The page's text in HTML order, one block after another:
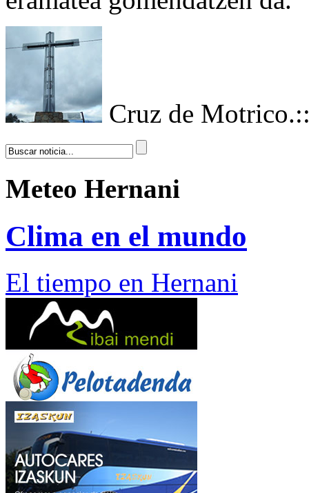
Cruz de Motrico.
Meteo Hernani
Clima en el mundo
El tiempo en Hernani